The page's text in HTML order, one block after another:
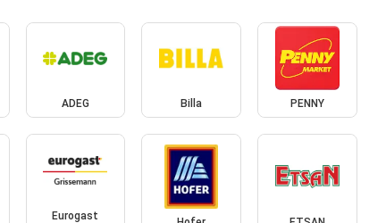
ADEG Billa PENNY
Eurogast